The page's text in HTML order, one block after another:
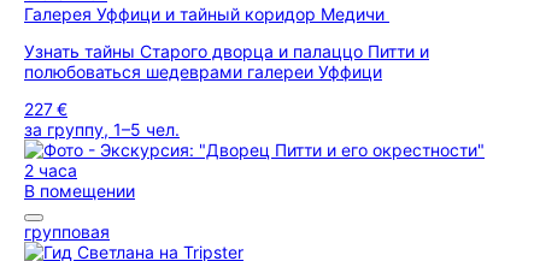
Галерея Уффици и тайный коридор Медичи
Узнать тайны Старого дворца и палаццо Питти и
полюбоваться шедеврами галереи Уффици
227 €
за группу, 1–5 чел.
2 часа
В помещении
групповая